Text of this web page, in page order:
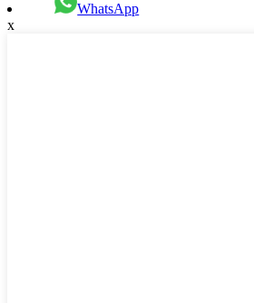
WhatsApp
x